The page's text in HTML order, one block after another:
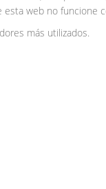
esta web no funcione
más utilizados.